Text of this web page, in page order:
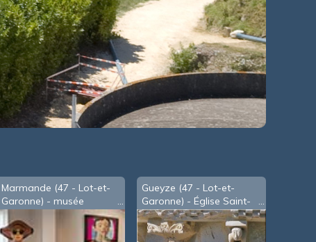
Marmande (47 - Lot-et-
Garonne) - musée
Marzelle - Christian
Rampnoux -B- (2021)
Gueyze (47 - Lot-et-
Garonne) - Église Saint-
Barthélémy